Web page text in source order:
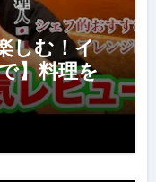
しむ！イ
】料理を